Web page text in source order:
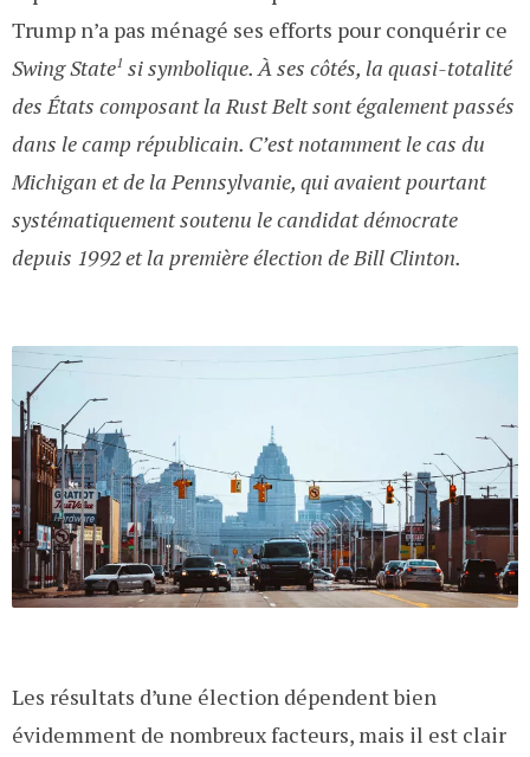
Trump n’a pas ménagé ses efforts pour conquérir ce
Swing State1 si symbolique. À ses côtés, la quasi-totalité
des États composant laRust Belt sont également passés
dans le camp républicain. C’est notamment le cas du
Michigan et de la Pennsylvanie, qui avaient pourtant
systématiquement soutenu le candidat démocrate
depuis 1992 et la première élection de Bill Clinton.
Les résultats d’une élection dépendent bien
évidemment de nombreux facteurs, mais il est clair